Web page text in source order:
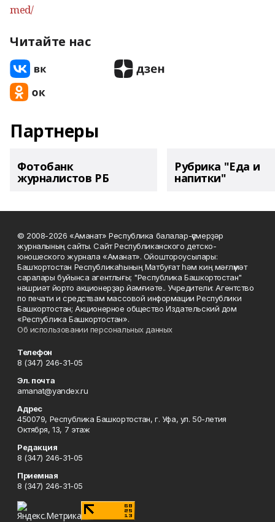
med/
Читайте нас
Партнеры
Фотобанк
журналистов РБ
Рубрика "Еда и
напитки"
© 2008-2026 «Аманат» Республика балалар-үҫмерҙәр
журналының сайты. Сайт Республиканского детско-
юношеского журнала «Аманат». Ойоштороусылары:
Башҡортостан Республикаһының Матбуғат һәм киң мәғлүмәт
саралары буйынса агентлығы; "Республика Башкортостан"
нәшриәт йорто акционерҙар йәмғиәте.. Учредители: Агентство
по печати и средствам массовой информации Республики
Башкортостан; Акционерное общество Издательский дом
«Республика Башкортостан».
Об использовании персональных данных
Телефон
8 (347) 246-31-05
Эл. почта
amanat@yandex.ru
Адрес
450079, Республика Башкортостан, г. Уфа, ул. 50-летия
Октября, 13, 7 этаж
Редакция
8 (347) 246-31-05
Приемная
8 (347) 246-31-05